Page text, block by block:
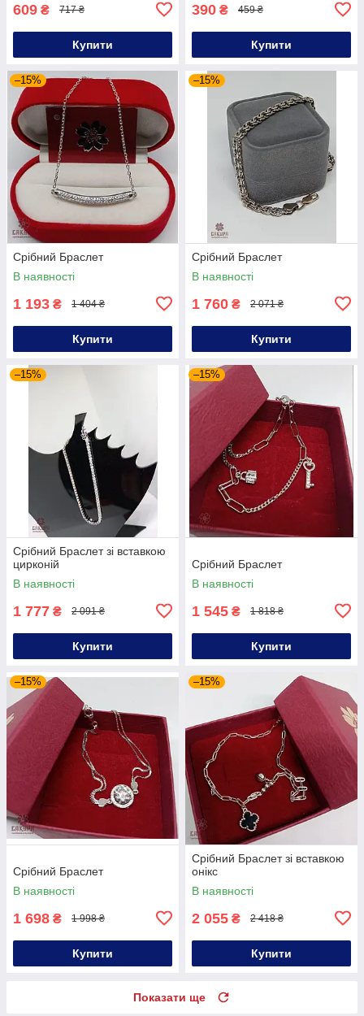
609 ₴ 717 ₴
Купити
390 ₴ 459 ₴
Купити
–15%
Срібний Браслет
В наявності
1 193 ₴ 1 404 ₴
Купити
–15%
Срібний Браслет
В наявності
1 760 ₴ 2 071 ₴
Купити
–15%
Срібний Браслет зі вставкою
цирконій
В наявності
1 777 ₴ 2 091 ₴
Купити
–15%
Срібний Браслет
В наявності
1 545 ₴ 1 818 ₴
Купити
–15%
Срібний Браслет
В наявності
1 698 ₴ 1 998 ₴
Купити
–15%
Срібний Браслет зі вставкою
онікс
В наявності
2 055 ₴ 2 418 ₴
Купити
Показати ще